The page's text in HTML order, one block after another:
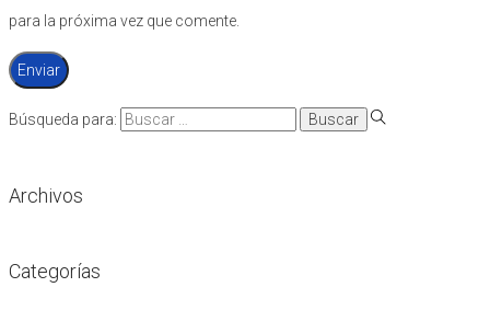
para la próxima vez que comente.
Búsqueda para:
Archivos
Categorías